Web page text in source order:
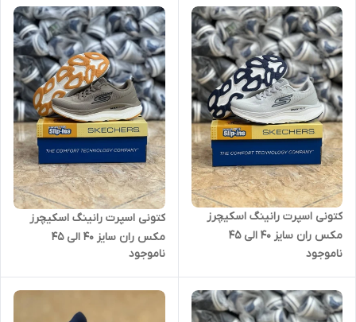
کتونی اسپرت رانینگ اسکیچرز
مکس ران سایز 40 الی 45
Skechers Max Run
ناموجود
کتونی اسپرت رانینگ اسکیچرز
مکس ران سایز 40 الی 45
Skechers Max Run
ناموجود